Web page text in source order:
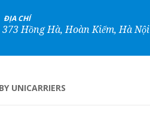
ĐỊA CHỈ
373 Hồng Hà, Hoàn Kiếm, Hà Nội
UNICARRIERS